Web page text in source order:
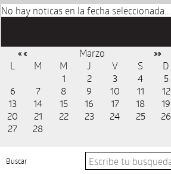
No hay noticas en la fecha seleccionada...
« « Marzo »»
L M M J V S
D
1
2 3 4
5
6
7 8 9 10 11
12
13
14 15 16 17 18
19
20
21 22 23 24 25
26
27
28
Buscar